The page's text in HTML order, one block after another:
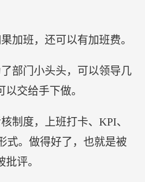
加班，还可以有加班费。
部门小头头，可以领导几
交给手下做。
制度，上班打卡、KPI、
式。做得好了，也就是被
评。